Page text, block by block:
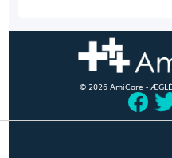
© 2026 AmiCare -